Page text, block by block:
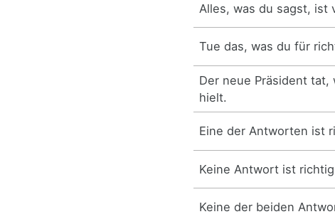
Alles, was du sagst, ist
Tue das, was du für
Der neue Präsident tat,
hielt.
Eine der Antworten ist
Keine Antwort ist
Keine der beiden